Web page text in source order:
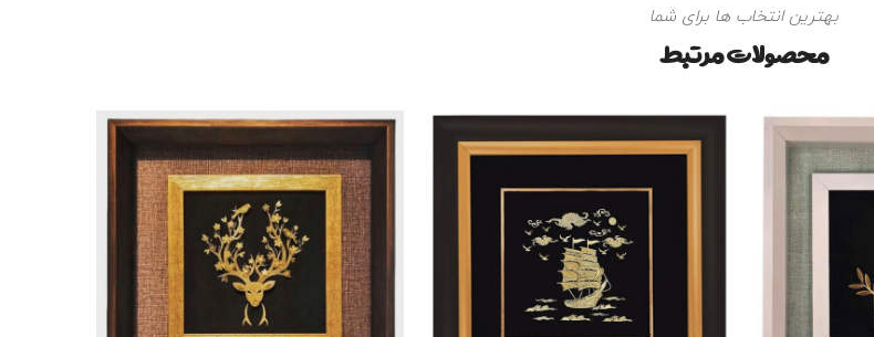
بهترین انتخاب ها برای شما
محصولات مرتبط